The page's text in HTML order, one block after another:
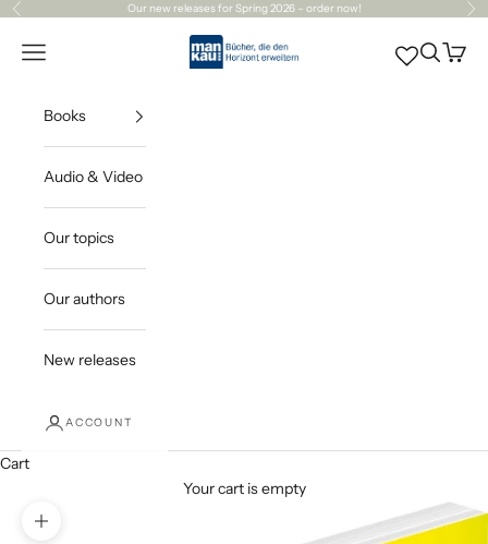
Skip to content
Previous Our new releasesfor Spring 2026 – order now!
Mankau Verlag
Open navigation menu OpenOpen
Books
Audio & Video
Our topics
Our authors
New releases
ACCOUNT
Cart
Your cart is empty
Zoom picture